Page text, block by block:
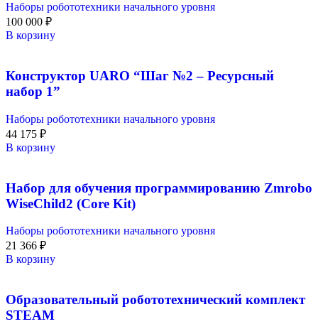
Наборы робототехники начального уровня
100 000 ₽
В корзину
Конструктор UARO “Шаг №2 – Ресурсный
набор 1”
Наборы робототехники начального уровня
44 175 ₽
В корзину
Набор для обучения программированию Zmrobo
WiseChild2 (Core Kit)
Наборы робототехники начального уровня
21 366 ₽
В корзину
Образовательный робототехнический комплект
STEAM